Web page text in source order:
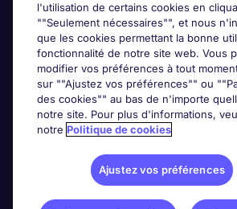
Liens utiles
Prix
l'utilisation de certains cookies en
""Seulement nécessaires"", et nous
que les cookies permettant la bonne
fonctionnalité de notre site web. Vous
modifier vos préférences à tout
sur ""Ajustez vos préférences"" ou
des cookies"" au bas de n'importe
notre site. Pour plus d'informations,
notre Politique de cookies
Ajustez vos préférences